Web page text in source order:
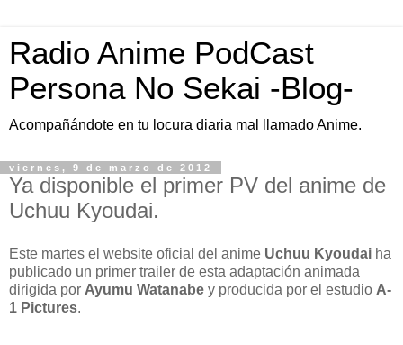
Radio Anime PodCast
Persona No Sekai -Blog-
Acompañándote en tu locura diaria mal llamado Anime.
viernes, 9 de marzo de 2012
Ya disponible el primer PV del anime de
Uchuu Kyoudai.
Este martes el website oficial del anime Uchuu Kyoudai ha
publicado un primer trailer de esta adaptación animada
dirigida por Ayumu Watanabe y producida por el estudio A-
1 Pictures.